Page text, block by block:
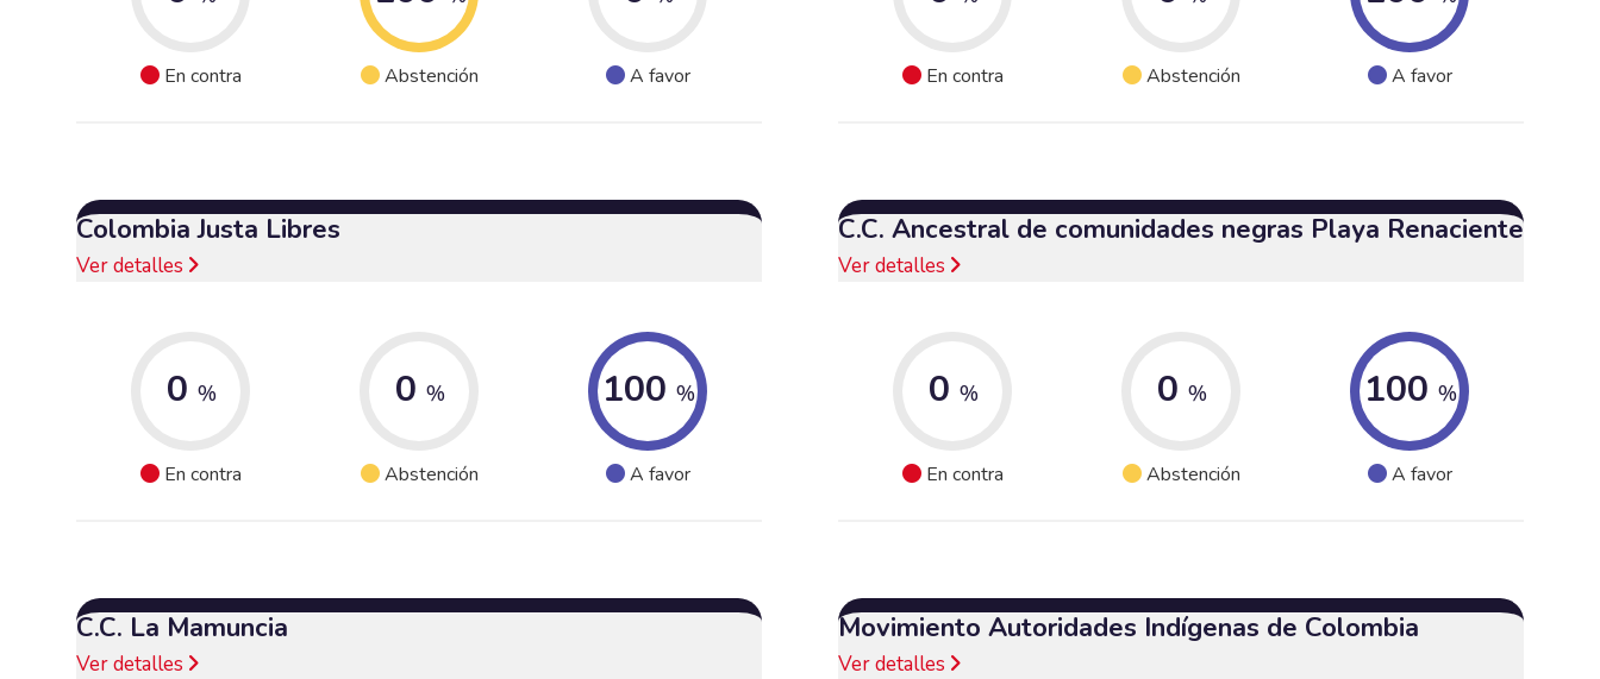
En contra Abstención A favor En contra Abstención A favor
Colombia Justa Libres
Ver detalles
0 %
En contra
0 %
Abstención
100 %
A favor
C.C. Ancestral de comunidades negras Playa Renaciente
Ver detalles
0 %
En contra
0 %
Abstención
100 %
A favor
C.C. La Mamuncia
Ver detalles
Movimiento Autoridades Indígenas de Colombia
Ver detalles